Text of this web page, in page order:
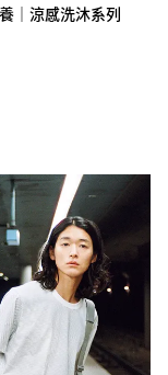
｜涼感洗沐系列